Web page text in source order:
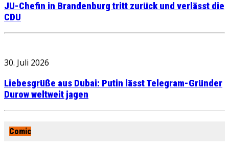
JU-Chefin in Brandenburg tritt zurück und verlässt die
CDU
30. Juli 2026
Liebesgrüße aus Dubai: Putin lässt Telegram-Gründer
Durow weltweit jagen
Comic